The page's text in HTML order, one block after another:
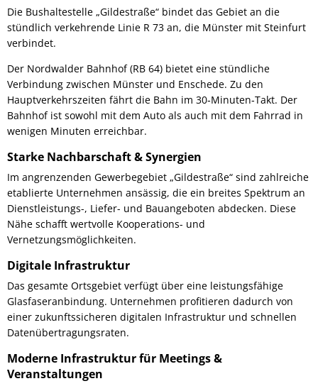
Die Bushaltestelle „Gildestraße“ bindet das Gebiet an die
stündlich verkehrende Linie R 73 an, die Münster mit Steinfurt
verbindet.
Der Nordwalder Bahnhof (RB 64) bietet eine stündliche
Verbindung zwischen Münster und Enschede. Zu den
Hauptverkehrszeiten fährt die Bahn im 30‑Minuten‑Takt. Der
Bahnhof ist sowohl mit dem Auto als auch mit dem Fahrrad in
wenigen Minuten erreichbar.
Starke Nachbarschaft & Synergien
Im angrenzenden Gewerbegebiet „Gildestraße“ sind zahlreiche
etablierte Unternehmen ansässig, die ein breites Spektrum an
Dienstleistungs-, Liefer- und Bauangeboten abdecken. Diese
Nähe schafft wertvolle Kooperations- und
Vernetzungsmöglichkeiten.
Digitale Infrastruktur
Das gesamte Ortsgebiet verfügt über eine leistungsfähige
Glasfaseranbindung. Unternehmen profitieren dadurch von
einer zukunftssicheren digitalen Infrastruktur und schnellen
Datenübertragungsraten.
Moderne Infrastruktur für Meetings &
Veranstaltungen